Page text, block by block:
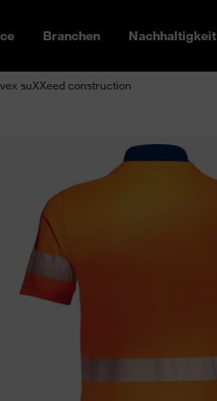
Branchen Nachhaltigkeit
suXXeed construction